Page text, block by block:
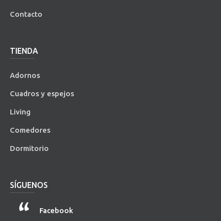
Contacto
TIENDA
Adornos
Cuadros y espejos
Living
Comedores
Dormitorio
SÍGUENOS
Facebook